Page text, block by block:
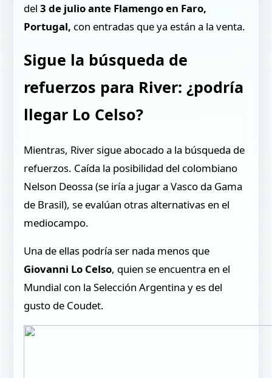
del3 de julio ante Flamengo en Faro,
Portugal, con entradas que ya están a la venta.
Sigue la búsqueda de
refuerzos para River: ¿podría
llegar Lo Celso?
Mientras, River sigue abocado a la búsqueda de
refuerzos. Caída la posibilidad del colombiano
Nelson Deossa (se iría a jugar a Vasco da Gama
de Brasil), se evalúan otras alternativas en el
mediocampo.
Una de ellas podría ser nada menos que
Giovanni Lo Celso, quien se encuentra en el
Mundial con la Selección Argentina y es del
gusto de Coudet.